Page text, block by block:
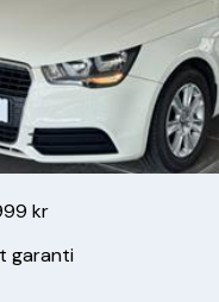
kr
garanti